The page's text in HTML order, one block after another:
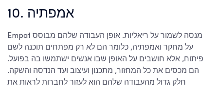
10. אמפתיה
Empat מנסה לשמור על ריאליות. אופן העבודה שלהם מבוסס
על מחקר ואמפתיה, כלומר הם לא רק מפתחים תוכנה לשם
פיתוח, אלא חושבים על האופן שבו אנשים ישתמשו בה בפועל.
הם מכסים את כל המחזור, מתכנון ועיצוב ועד הנדסה והשקה.
חלק גדול מהעבודה שלהם הוא לעזור לחברות לראות את